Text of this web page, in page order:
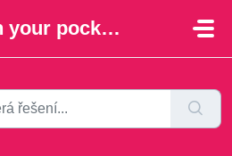
Company in your pocket | Portal